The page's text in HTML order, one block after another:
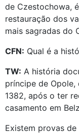
de Czestochowa,
restauração dos
mais sagradas do
CFN: Qual é a
TW: A história
príncipe de Opole,
1382, após o ter
casamento em
Existem provas